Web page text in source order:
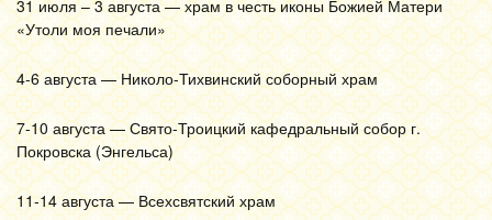
31 июля – 3 августа — храм в честь иконы Божией Матери
«Утоли моя печали»
4-6 августа — Николо-Тихвинский соборный храм
7-10 августа — Свято-Троицкий кафедральный собор г.
Покровска (Энгельса)
11-14 августа — Всехсвятский храм